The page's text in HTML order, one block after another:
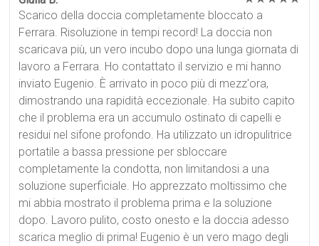
Scarico della doccia completamente bloccato a
Ferrara. Risoluzione in tempi record! La doccia non
scaricava più, un vero incubo dopo una lunga giornata di
lavoro a Ferrara. Ho contattato il servizio e mi hanno
inviato Eugenio. È arrivato in poco più di mezz'ora,
dimostrando una rapidità eccezionale. Ha subito capito
che il problema era un accumulo ostinato di capelli e
residui nel sifone profondo. Ha utilizzato un idropulitrice
portatile a bassa pressione per sbloccare
completamente la condotta, non limitandosi a una
soluzione superficiale. Ho apprezzato moltissimo che
mi abbia mostrato il problema prima e la soluzione
dopo. Lavoro pulito, costo onesto e la doccia adesso
scarica meglio di prima! Eugenio è un vero mago degli